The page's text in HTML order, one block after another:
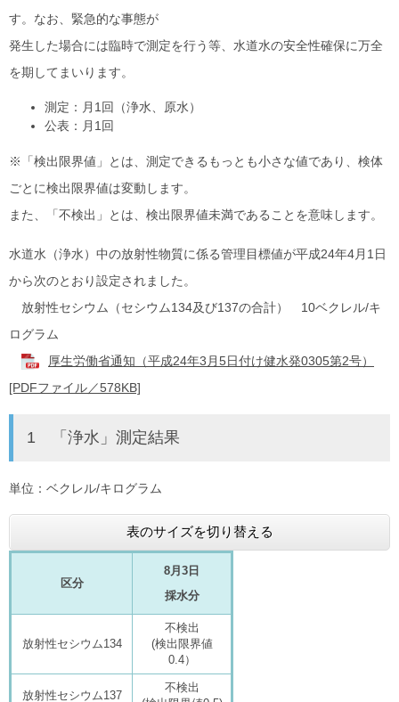
す。なお、緊急的な事態が
発生した場合には臨時で測定を行う等、水道水の安全性確保に万全
を期してまいります。
測定：月1回（浄水、原水）
公表：月1回
※「検出限界値」とは、測定できるもっとも小さな値であり、検体
ごとに検出限界値は変動します。
また、「不検出」とは、検出限界値未満であることを意味します。
水道水（浄水）中の放射性物質に係る管理目標値が平成24年4月1日
から次のとおり設定されました。
放射性セシウム（セシウム134及び137の合計） 10ベクレル/キ
ログラム
厚生労働省通知（平成24年3月5日付け健水発0305第2号）
[PDFファイル／578KB]
1 「浄水」測定結果
単位：ベクレル/キログラム
表のサイズを切り替える
区分
8月3日
採水分
放射性セシウム134
不検出
(検出限界値
0.4）
放射性セシウム137
不検出